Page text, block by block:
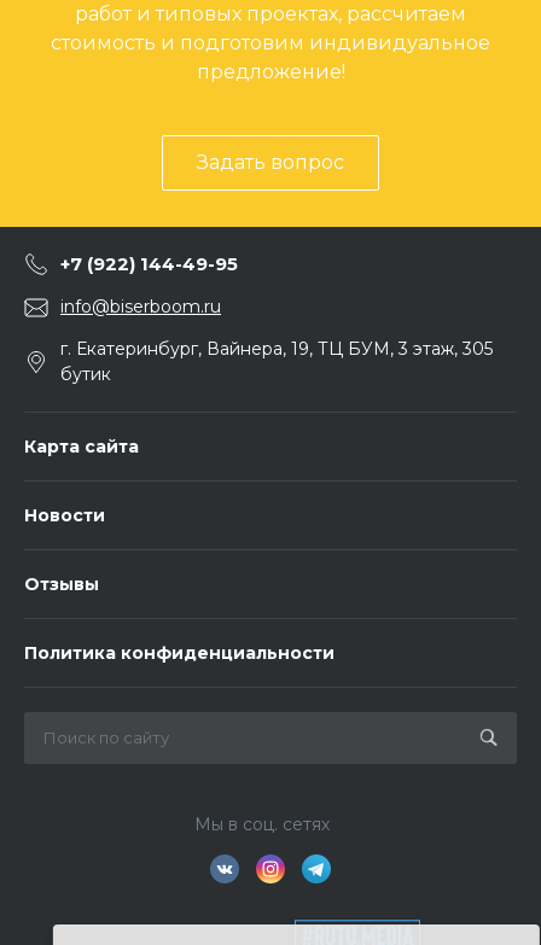
работ и типовых проектах, рассчитаем
стоимость и подготовим индивидуальное
предложение!
Задать вопрос
+7 (922) 144-49-95
info@biserboom.ru
г. Екатеринбург, Вайнера, 19, ТЦ БУМ, 3 этаж, 305
бутик
Карта сайта
Новости
Отзывы
Политика конфиденциальности
Мы в соц. сетях